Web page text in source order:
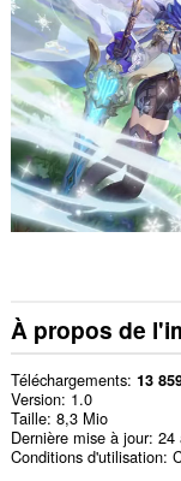
À propos de
Téléchargements 13
Version 1.0
Taille 8,3 Mio
Dernière mise à jour 24
Conditions d'utilisation